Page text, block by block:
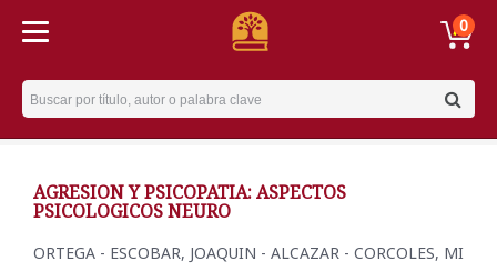
0
Username
AGRESION Y PSICOPATIA: ASPECTOS
PSICOLOGICOS NEURO
ORTEGA - ESCOBAR, JOAQUIN - ALCAZAR - CORCOLES, MI